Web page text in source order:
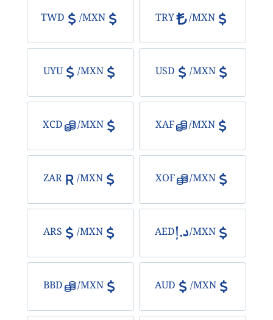
MXN
/
TRY
MXN
/
TWD
MXN
/
USD
MXN
/
UYU
MXN
/
XAF
MXN
/
XCD
MXN
/
XOF
MXN
/
ZAR
MXN
/
AED
MXN
/
ARS
MXN
/
AUD
MXN
/
BBD